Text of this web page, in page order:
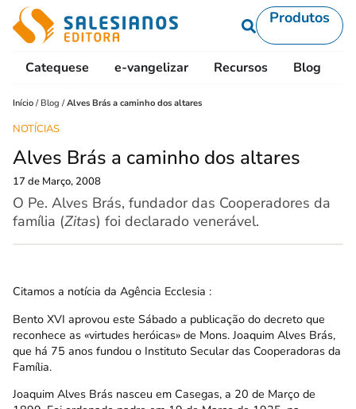
Produtos
Catequese e-vangelizar Recursos Blog
Início / Blog /Alves Brás a caminho dos altares
NOTÍCIAS
Alves Brás a caminho dos altares
17 de Março, 2008
O Pe. Alves Brás, fundador das Cooperadores da
família (Zitas) foi declarado venerável.
Citamos a notícia da Agência Ecclesia :
Bento XVI aprovou este Sábado a publicação do decreto que
reconhece as «virtudes heróicas» de Mons. Joaquim Alves Brás,
que há 75 anos fundou o Instituto Secular das Cooperadoras da
Família.
Joaquim Alves Brás nasceu em Casegas, a 20 de Março de